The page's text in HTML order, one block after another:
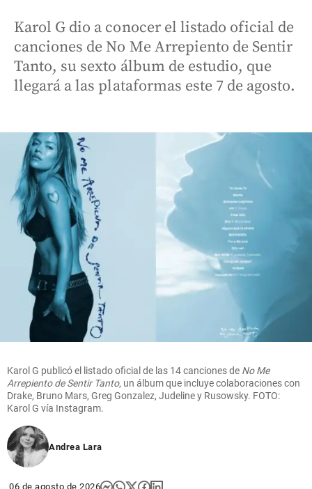
Karol G dio a conocer el listado oficial de
canciones de No Me Arrepiento de Sentir
Tanto, su sexto álbum de estudio, que
llegará a las plataformas este 7 de agosto.
Karol G publicó el listado oficial de las 14 canciones de No Me
Arrepiento de Sentir Tanto, un álbum que incluye colaboraciones con
Drake, Bruno Mars, Greg Gonzalez, Judeline y Rusowsky. FOTO:
Karol G vía Instagram.
Andrea Lara
06 de agosto de 2026